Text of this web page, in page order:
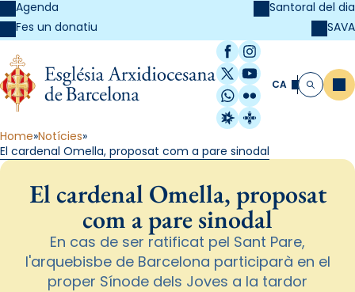
Agenda
Fes un donatiu
Santoral del dia
SAVA
Facebook
Instagram
X / Twitter
YouTube
WhatsApp
Flickr
Radio Estel
Catalunya
CA Cerca
Home Notícies
El cardenal Omella, proposat com a pare sinodal
El cardenal Omella, proposat
com a pare sinodal
En cas de ser ratificat pel Sant Pare,
l'arquebisbe de Barcelona participarà en el
proper Sínode dels Joves a la tardor